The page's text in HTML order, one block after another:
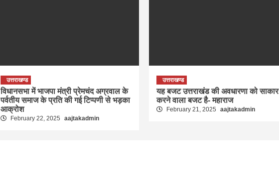
उत्तराखण्ड
विधानसभा में भाजपा मंत्री प्रेमचंद अग्रवाल के
पर्वतीय समाज के प्रति की गई टिप्पणी से भड़का
आक्रोश
February 22, 2025 aajtakadmin
उत्तराखण्ड
यह बजट उत्तराखंड की अवधारणा को साकार
करने वाला बजट है- महाराज
February 21, 2025 aajtakadmin